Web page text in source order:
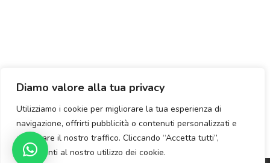
Diamo valore alla tua privacy
Utilizziamo i cookie per migliorare la tua esperienza di
navigazione, offrirti pubblicità o contenuti personalizzati e
analizzare il nostro traffico. Cliccando “Accetta tutti”,
acconsenti al nostro utilizzo dei cookie.